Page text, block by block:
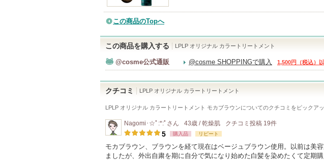
この商品のTopへ
この商品を購入する LPLP オリジナル カラートリートメント
@cosme公式通販 @cosme SHOPPINGで購入 1,500円（税込）
クチコミ LPLP オリジナル カラートリートメント
LPLP オリジナル カラートリートメント モカブラウンについてのクチコミをピックアッ
Nagomi･☆ﾟ:*:ﾟ さん 43歳 / 乾燥肌 クチコミ投稿 19件
5 購入品 リピート
モカブラウン、ブラウンを経て現在はベージュブラウン使用。以前は美
ましたが、外出自粛を期に自分で気になり始めた白髪を染めたくて定期